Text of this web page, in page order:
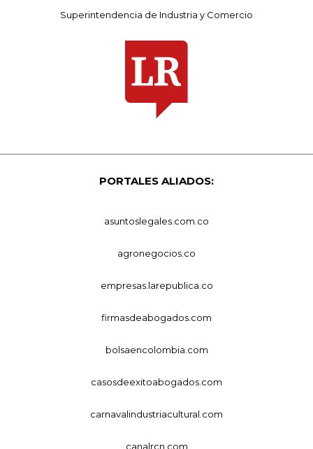
Superintendencia de Industria y Comercio
PORTALES ALIADOS:
asuntoslegales.com.co
agronegocios.co
empresas.larepublica.co
firmasdeabogados.com
bolsaencolombia.com
casosdeexitoabogados.com
carnavalindustriacultural.com
canalrcn.com